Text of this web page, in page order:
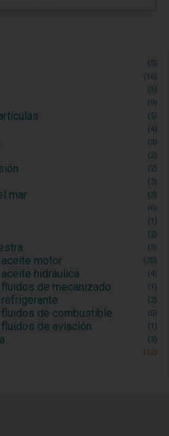
(5)
(16)
(5)
(9)
(5)
(4)
(3)
(2)
(2)
(3)
mar (3)
(6)
(1)
(2)
(5)
motor (20)
hidráulica (4)
de mecanizado (1)
(2)
de combustible (5)
de aviación (1)
(3)
(12)